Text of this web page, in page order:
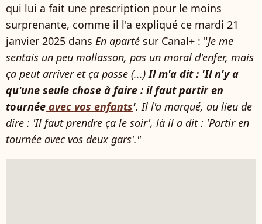
qui lui a fait une prescription pour le moins
surprenante, comme il l'a expliqué ce mardi 21
janvier 2025 dans En aparté sur Canal+ : "Je me
sentais un peu mollasson, pas un moral d'enfer, mais
ça peut arriver et ça passe (...)Il m'a dit : 'Il n'y a
qu'une seule chose à faire : il faut partir en
tournée avec vos enfants'. Il l'a marqué, au lieu de
dire : 'Il faut prendre ça le soir', là il a dit : 'Partir en
tournée avec vos deux gars'."